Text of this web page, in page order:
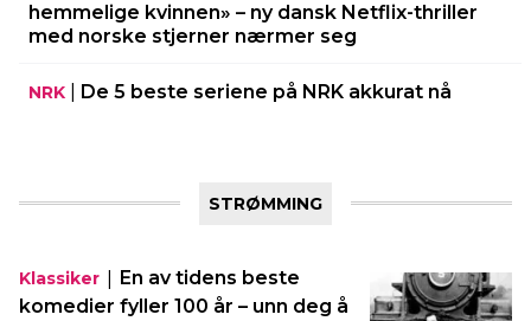
hemmelige kvinnen» – ny dansk Netflix-thriller
med norske stjerner nærmer seg
NRK De 5 beste seriene på NRK akkurat nå
STRØMMING
Klassiker | En av tidens beste
komedier fyller 100 år – unn deg å